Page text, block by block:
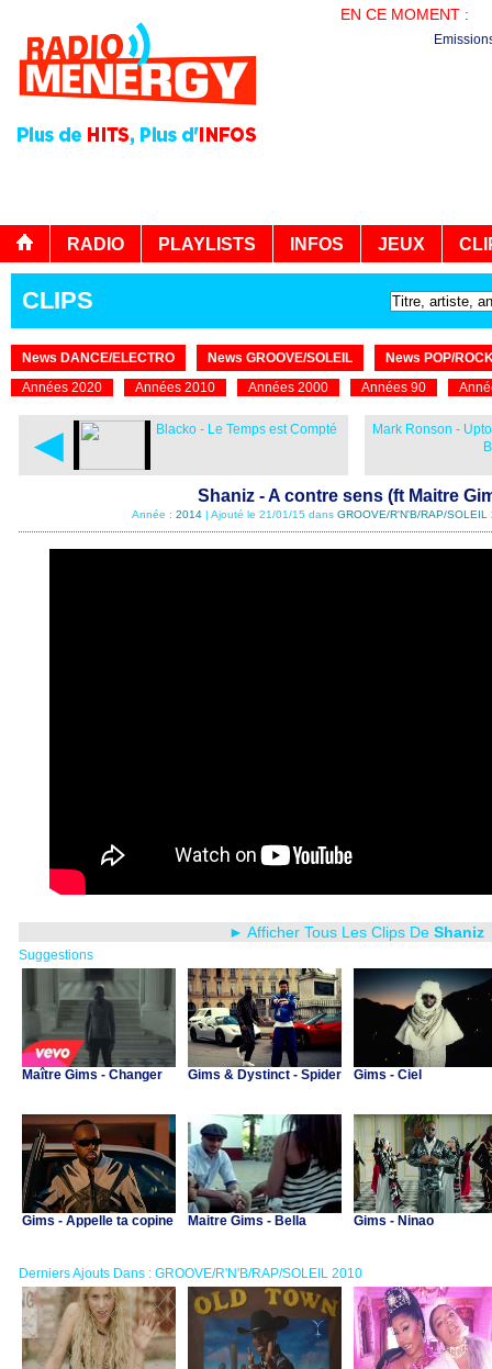
EN CE MOMENT :
RADIO PLAYLISTS INFOS JEUX
CLIPS
News DANCE/ELECTRO News GROOVE/SOLEIL
News POP/
Années 2020
Années 2010 Années 2000 Années 90
◄ Blacko - Le Temps est Compté
Mark Ronson -
Shaniz - A contre sens (ft Maitre
Année : 2014 | Ajouté le 21/01/15 dans GROOVE/R'N'B/RAP/SOLEIL
► Afficher Tous Les Clips De Shaniz
Suggestions
Maître Gims - Changer Gims & Dystinct - Spider Gims - Ciel
Gims - Appelle ta copine Maitre Gims - Bella Gims - Ninao
Derniers Ajouts Dans : GROOVE/R'N'B/RAP/SOLEIL 2010